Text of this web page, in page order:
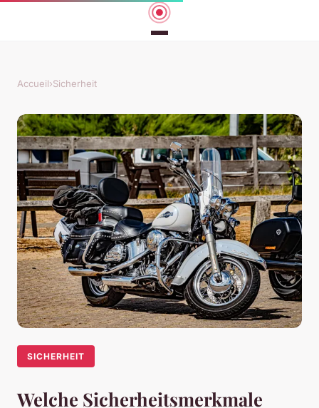
Accueil›Sicherheit
SICHERHEIT
Welche Sicherheitsmerkmale